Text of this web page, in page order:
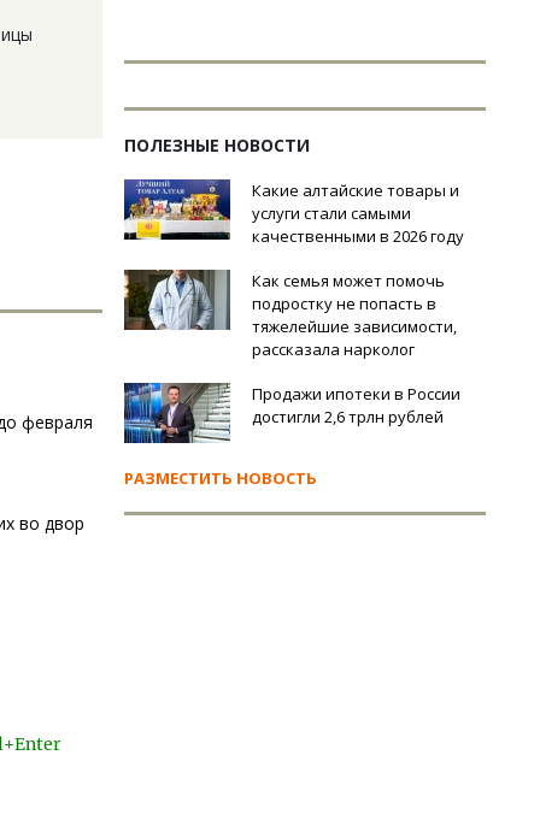
февраля
во двор
ПОЛЕЗНЫЕ НОВОСТИ
Какие алтайские товары и
услуги стали самыми
качественными в 2026 году
Как семья может помочь
подростку не попасть в
тяжелейшие зависимости,
рассказала нарколог
Продажи ипотеки в России
достигли 2,6 трлн рублей
РАЗМЕСТИТЬ НОВОСТЬ